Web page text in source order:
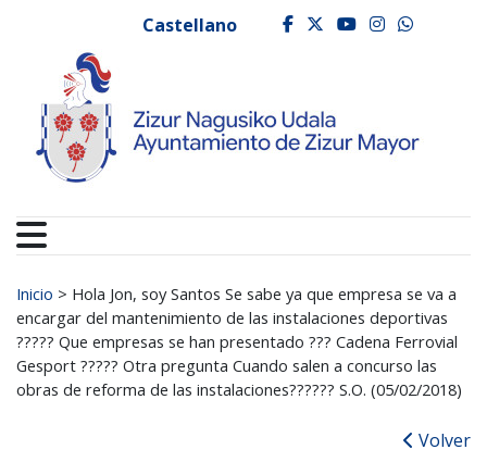
Ayuntamiento de
Castellano facebook
twitter
youtube
Buscar:
Inicio > Hola Jon, soy Santos Se sabe ya que empresa se va a
encargar del mantenimiento de las instalaciones deportivas
????? Que empresas se han presentado ??? Cadena Ferrovial
Gesport ????? Otra pregunta Cuando salen a concurso las
obras de reforma de las instalaciones?????? S.O. (05/02/2018)
Volver